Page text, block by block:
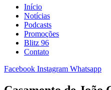
Início
Notícias
Podcasts
Promoções
Blitz 96
Contato
Facebook Instagram Whatsapp